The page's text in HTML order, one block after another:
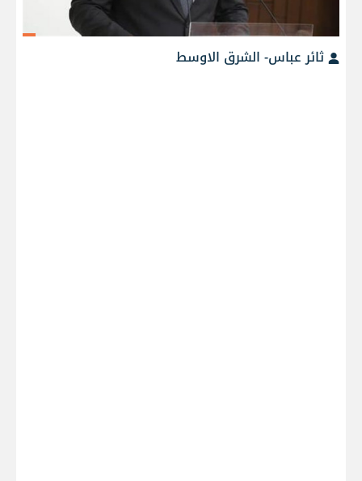
ثائر عباس- الشرق الاوسط